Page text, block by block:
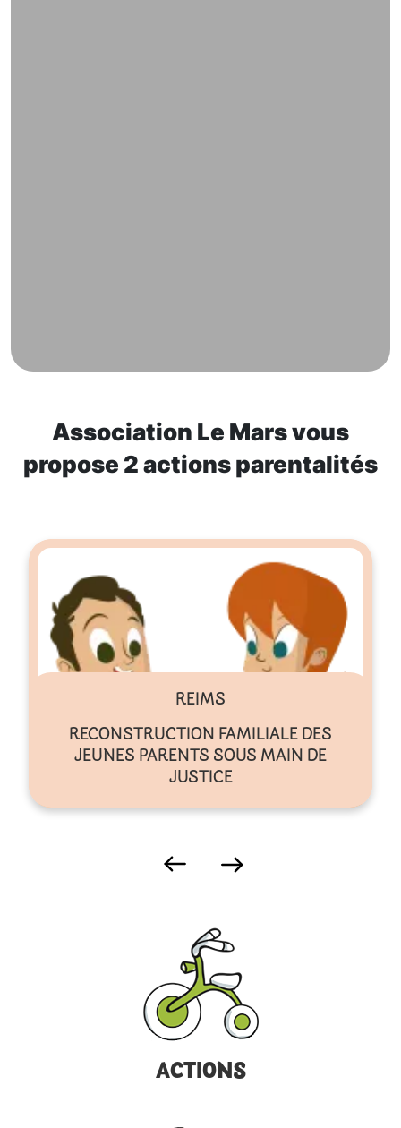
Association Le Mars vous
propose 2 actions parentalités
REIMS
RECONSTRUCTION FAMILIALE DES
JEUNES PARENTS SOUS MAIN DE
JUSTICE
ACTIONS